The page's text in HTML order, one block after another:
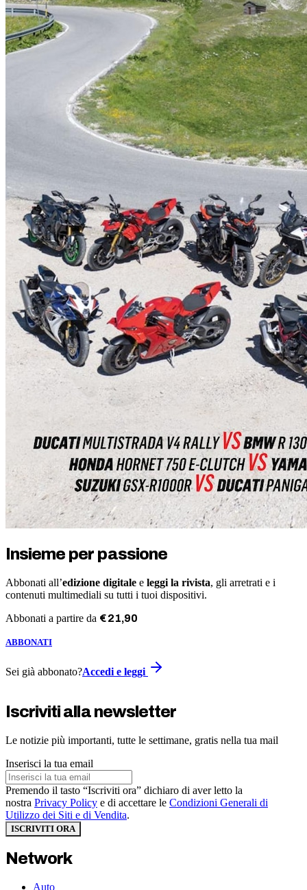
Insieme per passione
Abbonati all’edizione digitale e leggi la rivista, gli arretrati e i
contenuti multimediali su tutti i tuoi dispositivi.
Abbonati a partire da €21,90
ABBONATI
Sei già abbonato?Accedi e leggi
Iscriviti alla newsletter
Le notizie più importanti, tutte le settimane, gratis nella tua mail
Inserisci la tua email
Premendo il tasto “Iscriviti ora” dichiaro di aver letto la
nostra Privacy Policy e di accettare le Condizioni Generali di
Utilizzo dei Siti e di Vendita.
ISCRIVITI ORA
Network
Auto